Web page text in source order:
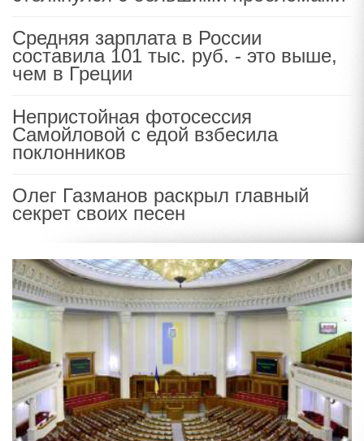
Средняя зарплата в России
составила 101 тыс. руб. - это выше,
чем в Греции
Непристойная фотосессия
Самойловой с едой взбесила
поклонников
Олег Газманов раскрыл главный
секрет своих песен